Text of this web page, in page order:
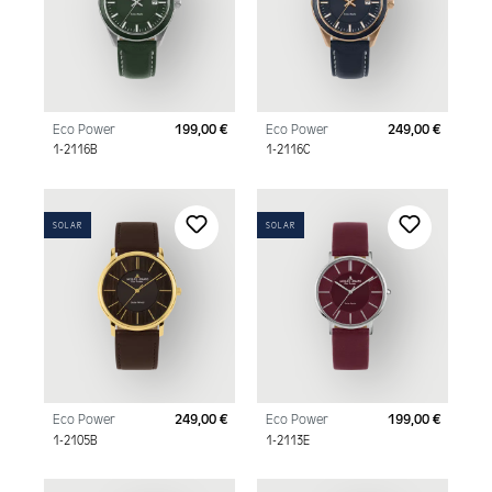
Eco Power
1-2116B
Regulärer Preis:
199,00 € Eco Power
1-2116C
249,00 €
SOLAR
Eco Power
1-2105B
Regulärer Preis:
249,00 €
SOLAR
Eco Power
1-2113E
199,00 €